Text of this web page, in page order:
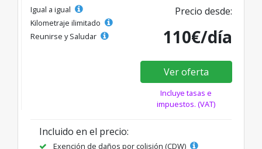
Igual a igual
Kilometraje ilimitado
Reunirse y Saludar
Precio desde:
110€/día
Ver oferta
Incluye tasas e
impuestos. (VAT)
Incluido en el precio:
Exención de daños por colisión (CDW)